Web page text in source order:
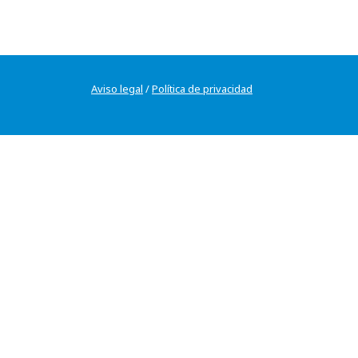
Aviso legal /Política de privacidad